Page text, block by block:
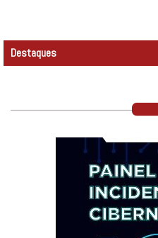
Destaques